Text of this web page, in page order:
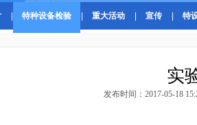
特种设备检验 重大活动 宣传 特
实
发布时间：2017-05-18